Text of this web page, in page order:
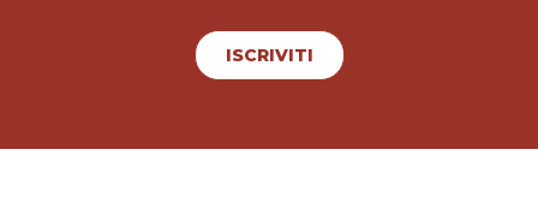
ISCRIVITI